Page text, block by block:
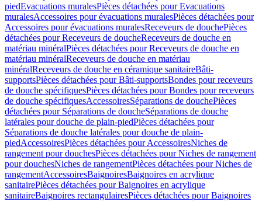
piedEvacuations muralesPièces détachées pour Evacuations
muralesAccessoires pour évacuations muralesPièces détachées pour
Accessoires pour évacuations muralesReceveurs de douchePièces
détachées pour Receveurs de doucheReceveurs de douche en
matériau minéralPièces détachées pour Receveurs de douche en
matériau minéralReceveurs de douche en matériau
minéralReceveurs de douche en céramique sanitaireBâti-
supportsPièces détachées pour Bâti-supportsBondes pour receveurs
de douche spécifiquesPièces détachées pour Bondes pour receveurs
de douche spécifiquesAccessoiresSéparations de douchePièces
détachées pour Séparations de doucheSéparations de douche
latérales pour douche de plain-piedPièces détachées pour
Séparations de douche latérales pour douche de plain-
piedAccessoiresPièces détachées pour AccessoiresNiches de
rangement pour douchesPièces détachées pour Niches de rangement
pour douchesNiches de rangementPièces détachées pour Niches de
rangementAccessoiresBaignoiresBaignoires en acrylique
sanitairePièces détachées pour Baignoires en acrylique
sanitaireBaignoires rectangulairesPièces détachées pour Baignoires